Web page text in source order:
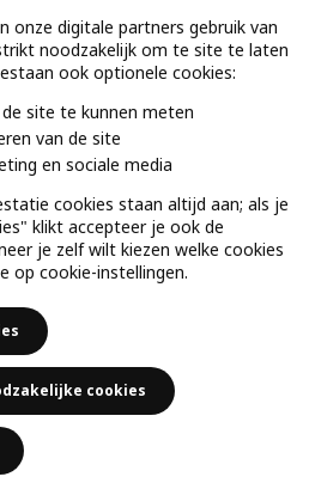
onze digitale partners gebruik van
noodzakelijk om te site te laten
ook optionele cookies:
site te kunnen meten
van de site
en sociale media
cookies staan altijd aan; als je
klikt accepteer je ook de
je zelf wilt kiezen welke cookies
op cookie-instellingen.
cookies